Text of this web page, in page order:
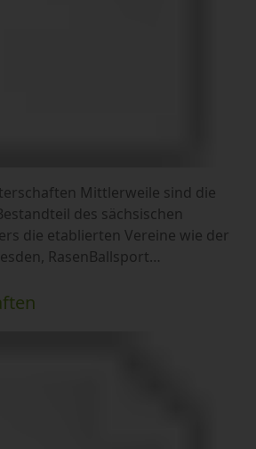
Mittlerweile sind die
des sächsischen
die etablierten Vereine wie der
RasenBallsport…